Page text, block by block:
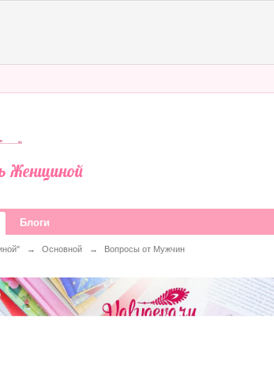
Женщиной
Блоги
→ Основной → Вопросы от Мужчин